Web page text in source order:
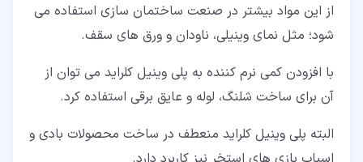
از این مواد بیشتر در صنعت ساختمان سازی استفاده می
شود؛ مثل نمای وینیلی، ناودان و ورق های سقف.
با افزودن کمی نرم کننده به پلی وینیل کلراید می توان از
آن برای ساخت شلنگ، لوله و عایق برقی استفاده کرد.
البته پلی وینیل کلراید منعطف در ساخت محصولات بادی و